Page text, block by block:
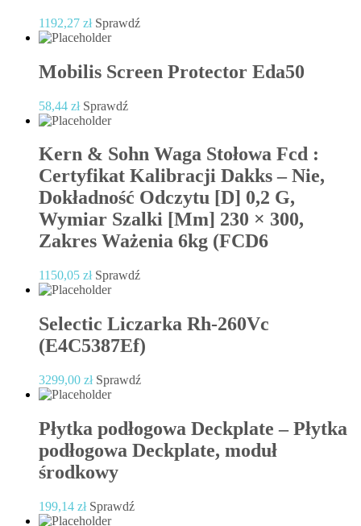
1192,27 zł Sprawdź
Mobilis Screen Protector Eda50
58,44 zł Sprawdź
Kern & Sohn Waga Stołowa Fcd :
Certyfikat Kalibracji Dakks – Nie,
Dokładność Odczytu [D] 0,2 G,
Wymiar Szalki [Mm] 230 × 300,
Zakres Ważenia 6kg (FCD6
1150,05 zł Sprawdź
Selectic Liczarka Rh-260Vc
(E4C5387Ef)
3299,00 zł Sprawdź
Płytka podłogowa Deckplate – Płytka
podłogowa Deckplate, moduł
środkowy
199,14 zł Sprawdź